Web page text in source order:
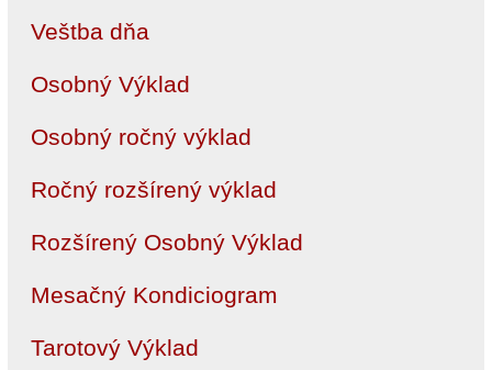
Veštba dňa
Osobný Výklad
Osobný ročný výklad
Ročný rozšírený výklad
Rozšírený Osobný Výklad
Mesačný Kondiciogram
Tarotový Výklad